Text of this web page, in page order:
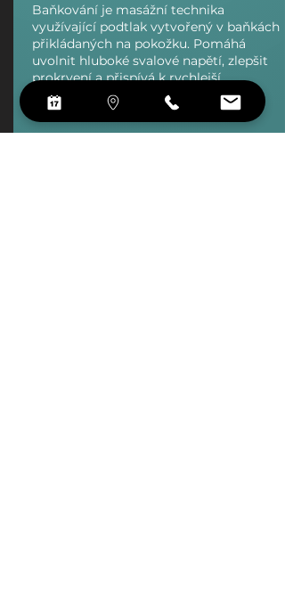
Baňkování je masážní technika
využívající podtlak vytvořený v baňkách
přikládaných na pokožku. Pomáhá
uvolnit hluboké svalové napětí, zlepšit
prokrvení a přispívá k rychlejší
regeneraci tkání i úlevě od bolesti.